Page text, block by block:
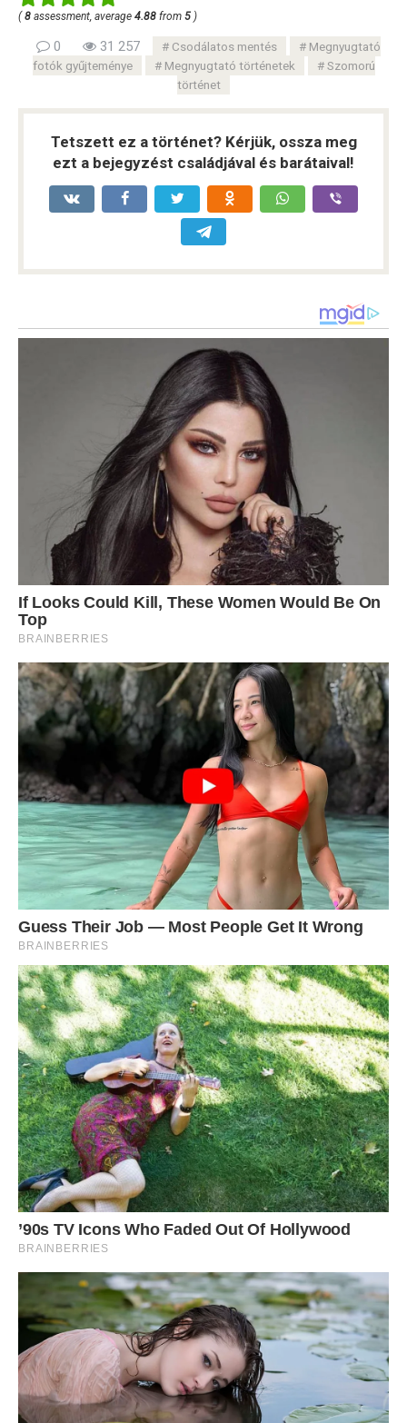
( 8 assessment, average 4.88 from 5 )
0 31 257 Csodálatos mentés
Megnyugtató
fotók gyűjteménye
Megnyugtató történetek
Szomorú
történet
Tetszett ez a történet? Kérjük, ossza meg
ezt a bejegyzést családjával és barátaival!